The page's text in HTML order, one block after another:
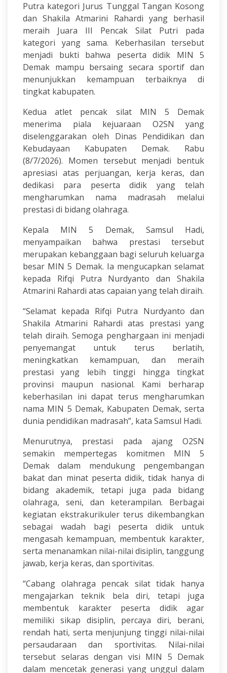
Putra kategori Jurus Tunggal Tangan Kosong
dan Shakila Atmarini Rahardi yang berhasil
meraih Juara III Pencak Silat Putri pada
kategori yang sama. Keberhasilan tersebut
menjadi bukti bahwa peserta didik MIN 5
Demak mampu bersaing secara sportif dan
menunjukkan kemampuan terbaiknya di
tingkat kabupaten.
Kedua atlet pencak silat MIN 5 Demak
menerima piala kejuaraan O2SN yang
diselenggarakan oleh Dinas Pendidikan dan
Kebudayaan Kabupaten Demak. Rabu
(8/7/2026). Momen tersebut menjadi bentuk
apresiasi atas perjuangan, kerja keras, dan
dedikasi para peserta didik yang telah
mengharumkan nama madrasah melalui
prestasi di bidang olahraga.
Kepala MIN 5 Demak, Samsul Hadi,
menyampaikan bahwa prestasi tersebut
merupakan kebanggaan bagi seluruh keluarga
besar MIN 5 Demak. Ia mengucapkan selamat
kepada Rifqi Putra Nurdyanto dan Shakila
Atmarini Rahardi atas capaian yang telah diraih.
“Selamat kepada Rifqi Putra Nurdyanto dan
Shakila Atmarini Rahardi atas prestasi yang
telah diraih. Semoga penghargaan ini menjadi
penyemangat untuk terus berlatih,
meningkatkan kemampuan, dan meraih
prestasi yang lebih tinggi hingga tingkat
provinsi maupun nasional. Kami berharap
keberhasilan ini dapat terus mengharumkan
nama MIN 5 Demak, Kabupaten Demak, serta
dunia pendidikan madrasah”, kata Samsul Hadi.
Menurutnya, prestasi pada ajang O2SN
semakin mempertegas komitmen MIN 5
Demak dalam mendukung pengembangan
bakat dan minat peserta didik, tidak hanya di
bidang akademik, tetapi juga pada bidang
olahraga, seni, dan keterampilan. Berbagai
kegiatan ekstrakurikuler terus dikembangkan
sebagai wadah bagi peserta didik untuk
mengasah kemampuan, membentuk karakter,
serta menanamkan nilai-nilai disiplin, tanggung
jawab, kerja keras, dan sportivitas.
“Cabang olahraga pencak silat tidak hanya
mengajarkan teknik bela diri, tetapi juga
membentuk karakter peserta didik agar
memiliki sikap disiplin, percaya diri, berani,
rendah hati, serta menjunjung tinggi nilai-nilai
persaudaraan dan sportivitas. Nilai-nilai
tersebut selaras dengan visi MIN 5 Demak
dalam mencetak generasi yang unggul dalam